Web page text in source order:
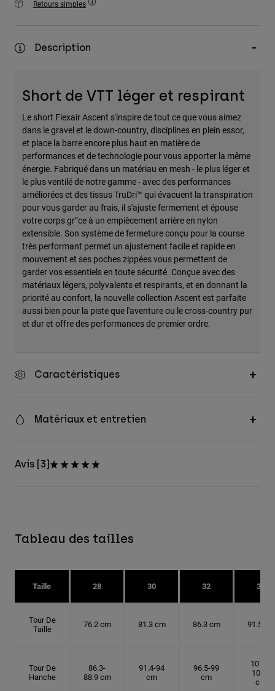
Accessoires
Sacs et sacs à dos
Voir tout
Retours simples
Description
Short de VTT léger et respirant
Le short Flexair Ascent s'inspire de tout ce que vous aimez
dans le gravel et le down-country, disciplines en plein essor,
et place la barre encore plus haut en matière de
performances et de technologie pour vous apporter la même
énergie. Fabriqué dans un matériau en mesh - le plus léger et
le plus ventilé de notre gamme - avec des performances
améliorées et des tissus TruDri™ qui évacuent la transpiration
pour vous garder au frais, il s'ajuste fermement et épouse
votre corps gr”ce à un empiècement arrière en nylon
extensible. Son système de fermeture conçu pour la course
très performant permet un ajustement facile et rapide en
mouvement et ses poches zippées vous permettent de
garder vos essentiels en toute sécurité. Conçue avec des
matériaux légers, polyvalents et respirants, et en donnant la
priorité au confort, la nouvelle collection Ascent est parfaite
aussi bien pour la piste que l'aventure ou le cross-country pur
et dur et offre des performances de premier ordre.
Caractéristiques
Matériaux et entretien
Avis [3]
Tableau des tailles
Taille 28 30 32 34
Tour De
Taille
76.2 cm 81.3 cm 86.3 cm 91.5 cm
Tour De
Hanche
86.3-
88.9 cm
91.4-94
cm
96.5-99
cm
101.6-
104.1
cm